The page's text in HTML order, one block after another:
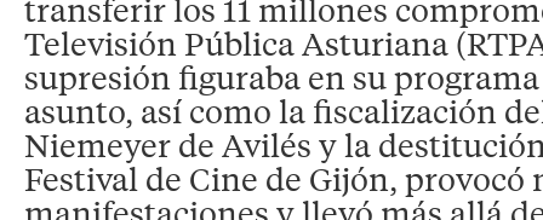
transferir los 11 millones
Televisión Pública Asturiana
supresión figuraba en su
asunto, así como la fiscalización
Niemeyer de Avilés y la
Festival de Cine de Gijón, provocó